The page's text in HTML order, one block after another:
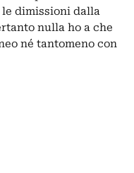
le dimissioni dalla
nulla ho a che
né tantomeno con